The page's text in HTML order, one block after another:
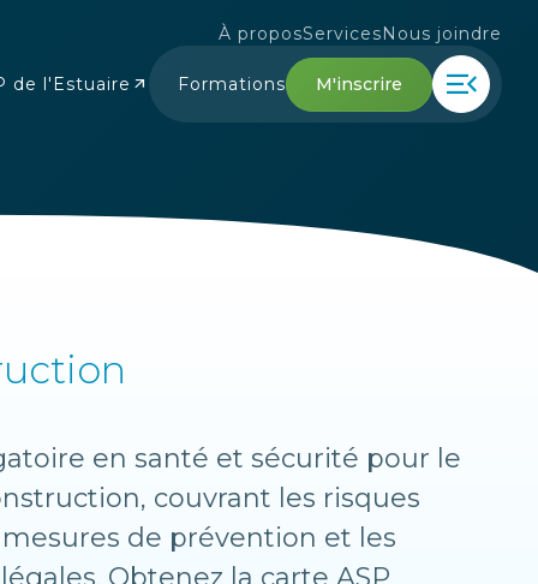
À proposServicesNous joindre
de l'Estuaire arrow_outward Formations M'inscrire menu_open
en santé et sécurité pour le
couvrant les risques
de prévention et les
Obtenez la carte ASP